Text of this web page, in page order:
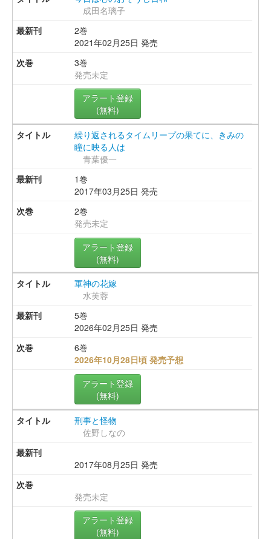
成田名璃子
2巻
2021年02月25日 発売
3巻
発売未定
アラート登録
(無料)
繰り返されるタイムリープの果てに、きみの
瞳に映る人は
青葉優一
1巻
2017年03月25日 発売
2巻
発売未定
アラート登録
(無料)
軍神の花嫁
水芙蓉
5巻
2026年02月25日 発売
6巻
2026年10月28日頃 発売予想
アラート登録
(無料)
刑事と怪物
佐野しなの
2017年08月25日 発売
発売未定
アラート登録
(無料)